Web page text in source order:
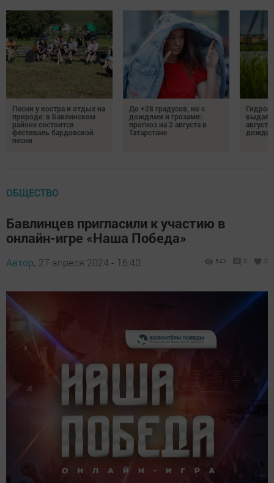
Песни у костра и отдых на
природе: в Бавлинском
районе состоится
фестиваль бардовской
песни
До +28 градусов, но с
дождями и грозами:
прогноз на 2 августа в
Татарстане
дожди,
ОБЩЕСТВО
Бавлинцев пригласили к участию в
онлайн-игре «Наша Победа»
Автор, 27 апреля 2024 - 16:40 543 0 0